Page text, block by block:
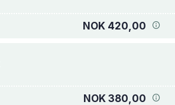
NOK 420,00
NOK 380,00